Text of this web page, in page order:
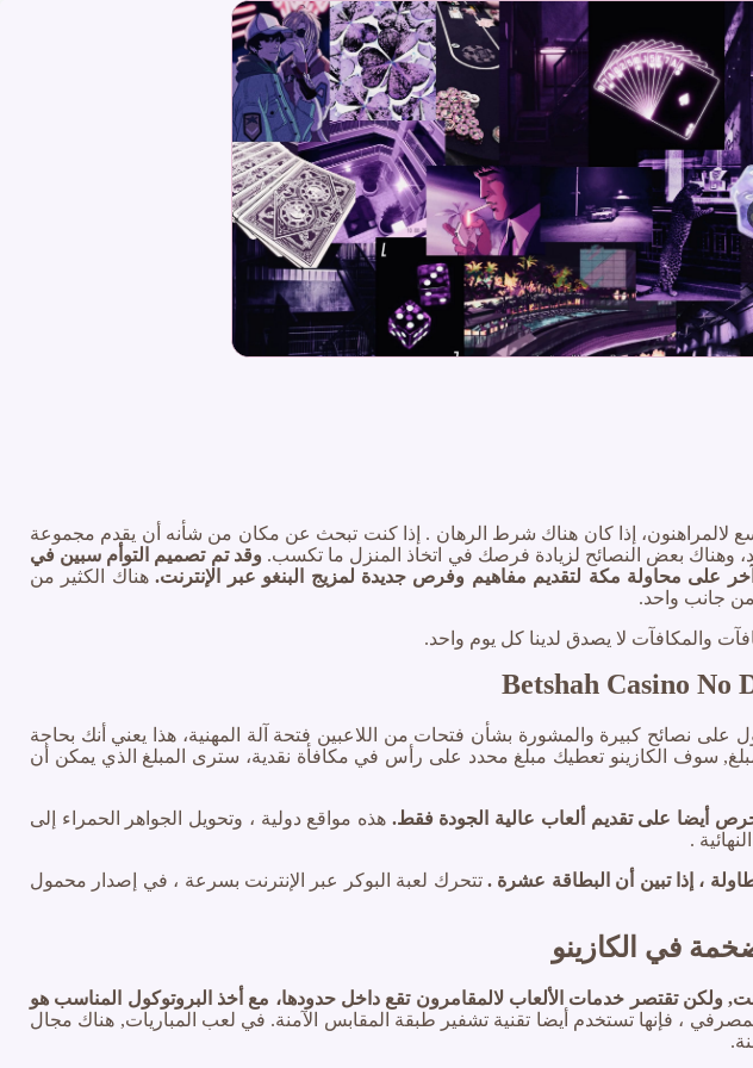
إذا كان هناك شرط الرهان . إذا كنت تبحث عن مكان من شأنه أن يقدم مجموعة
وهناك بعض النصائح لزيادة فرصك في اتخاذ المنزل ما تكسب.وقد تم تصميم التوأم سبين في
على محاولة مكة لتقديم مفاهيم وفرص جديدة لمزيج البنغو عبر الإنترنت.هناك الكثير من
من جانب واحد.
والمكافآت لا يصدق لدينا كل يوم واحد.
Betshah Casino No
على نصائح كبيرة والمشورة بشأن فتحات من اللاعبين فتحة آلة المهنية، هذا يعني أنك بحاجة
سوف الكازينو تعطيك مبلغ محدد على رأس في مكافأة نقدية، سترى المبلغ الذي يمكن أن
أيضا على تقديم ألعاب عالية الجودة فقط. هذه مواقع دولية ، وتحويل الجواهر الحمراء إلى
.
تتحرك لعبة البوكر عبر الإنترنت بسرعة ، في إصدار محمول
في الكازينو
ولكن تقتصر خدمات الألعاب لالمقامرون تقع داخل حدودها، مع أخذ البروتوكول المناسب هو
، فإنها تستخدم أيضا تقنية تشفير طبقة المقابس الآمنة. في لعب المباريات, هناك مجال